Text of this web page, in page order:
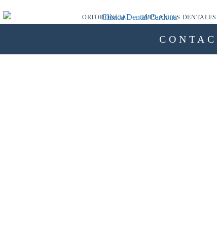
ORTODONCIA IMPLANTES DENTALES